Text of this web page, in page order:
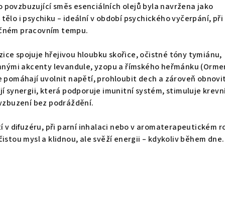
směs esenciálních olejů byla navržena jako
i psychiku – ideální v období psychického vyčerpání, při
pracovním tempu.
spojuje hřejivou hloubku skořice, očistné tóny tymiánu,
akcenty levandule, yzopu a římského heřmánku
pomáhají uvolnit napětí, prohloubit dech a zároveň
synergii, která podporuje imunitní systém, stimuluje
bez podráždění.
v difuzéru, při parní inhalaci nebo v aromaterapeutickém
mysl a klidnou, ale svěží energii – kdykoliv během dne.